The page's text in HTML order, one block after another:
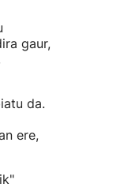
gaur,
da.
ere,